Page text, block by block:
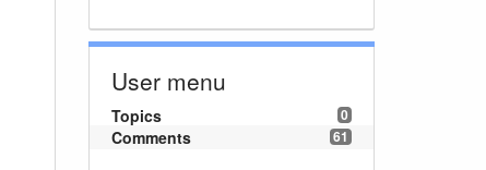
User menu
0
Topics
61
Comments